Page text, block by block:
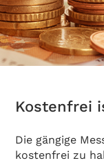
Kostenfrei
Die gängige
kostenfrei zu